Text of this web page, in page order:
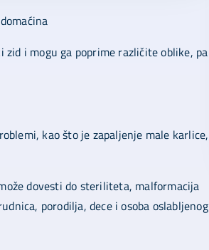
i mogu ga poprime različite oblike, pa
kao što je zapaljenje male karlice,
dovesti do steriliteta, malformacija
porodilja, dece i osoba oslabljenog